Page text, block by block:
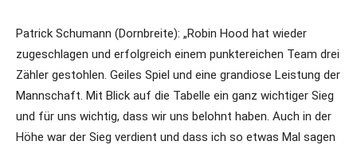
Patrick Schumann (Dornbreite): „Robin Hood hat wieder
zugeschlagen und erfolgreich einem punktereichen Team drei
Zähler gestohlen. Geiles Spiel und eine grandiose Leistung der
Mannschaft. Mit Blick auf die Tabelle ein ganz wichtiger Sieg
und für uns wichtig, dass wir uns belohnt haben. Auch in der
Höhe war der Sieg verdient und dass ich so etwas Mal sagen